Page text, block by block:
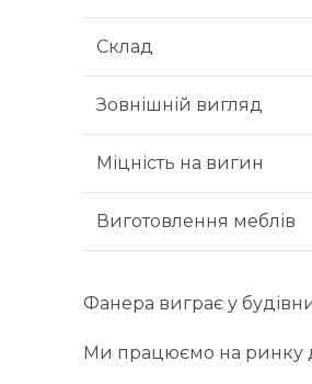
Склад
Зовнішній вигляд
Міцність на вигин
Виготовлення меблів
Фанера виграє у
Ми працюємо на ринку